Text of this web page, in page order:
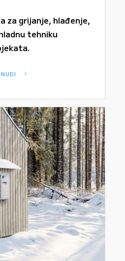
za grijanje, hlađenje,
tehniku